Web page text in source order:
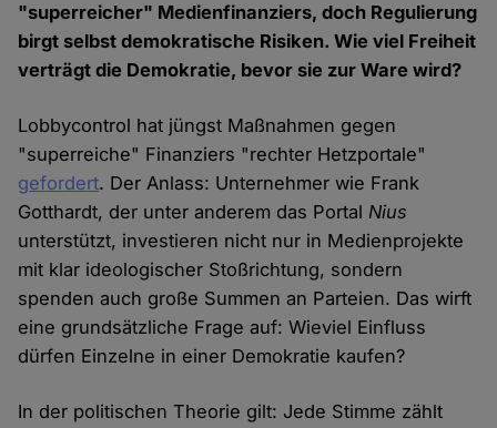
"superreicher" Medienfinanziers, doch Regulierung
birgt selbst demokratische Risiken. Wie viel Freiheit
verträgt die Demokratie, bevor sie zur Ware wird?
Lobbycontrol hat jüngst Maßnahmen gegen
"superreiche" Finanziers "rechter Hetzportale"
gefordert. Der Anlass: Unternehmer wie Frank
Gotthardt, der unter anderem das PortalNius
unterstützt, investieren nicht nur in Medienprojekte
mit klar ideologischer Stoßrichtung, sondern
spenden auch große Summen an Parteien. Das wirft
eine grundsätzliche Frage auf: Wieviel Einfluss
dürfen Einzelne in einer Demokratie kaufen?
In der politischen Theorie gilt: Jede Stimme zählt